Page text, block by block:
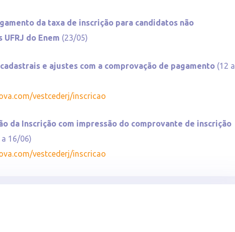
da taxa de inscrição para candidatos não
UFRJ do Enem (23/05)
e ajustes com a comprovação de pagamento (12 a
vestcederj/inscricao
da Inscrição com impressão do comprovante de inscrição
a 16/06)
vestcederj/inscricao